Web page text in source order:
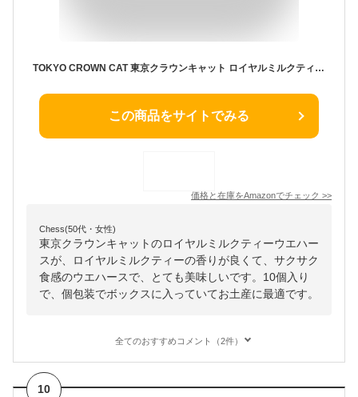
TOKYO CROWN CAT 東京クラウンキャット ロイヤルミルクティーウエハース 10個入 父の日 2026 プレゼント 東京土産 ウエハース きじとら
この商品をサイトでみる
価格と在庫をAmazonでチェック >>
Chess(50代・女性)
東京クラウンキャットのロイヤルミルクティーウエハー
スが、ロイヤルミルクティーの香りが良くて、サクサク
食感のウエハースで、とても美味しいです。10個入り
で、個包装でボックスに入っていてお土産に最適です。
全てのおすすめコメント（2件）
10